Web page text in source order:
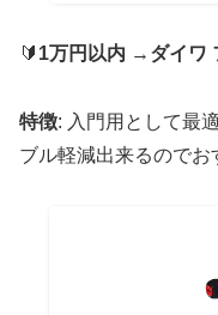
🔰 1万円以内 → ダイワ
特徴: 入門用として最
ブル軽減出来るのでお